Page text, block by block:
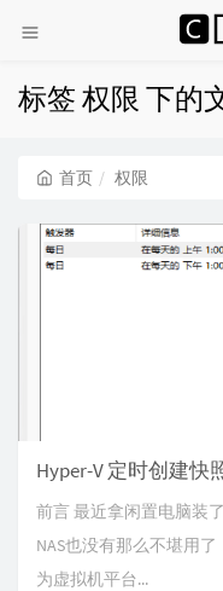
标签 权限 下的
首页 权限
Hyper-V 定时创建快
前言 最近拿闲置电脑装
NAS也没有那么不堪用
为虚拟机平台...